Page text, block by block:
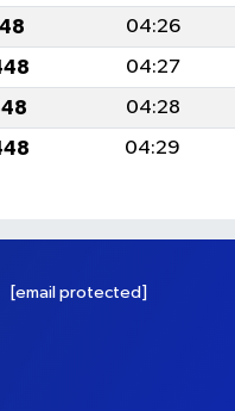
04:26
04:27
04:28
04:29
[email protected]